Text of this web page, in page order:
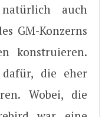
auch
GM-Konzerns
konstruieren.
die eher
Wobei, die